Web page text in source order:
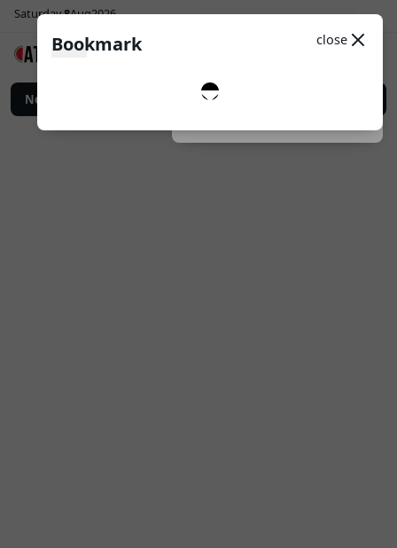
Saturday8Aug2026
Light
News
yang Lebih Efektif Top Up Game Online: Cara Praktis Memenuhi
Bookmark close